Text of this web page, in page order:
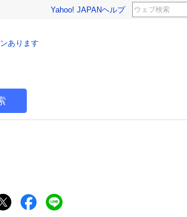
Yahoo! JAPANヘルプ
あります